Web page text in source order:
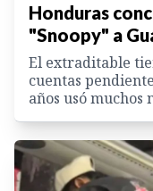
Honduras
"Snoopy" a
El extraditable
cuentas
años usó